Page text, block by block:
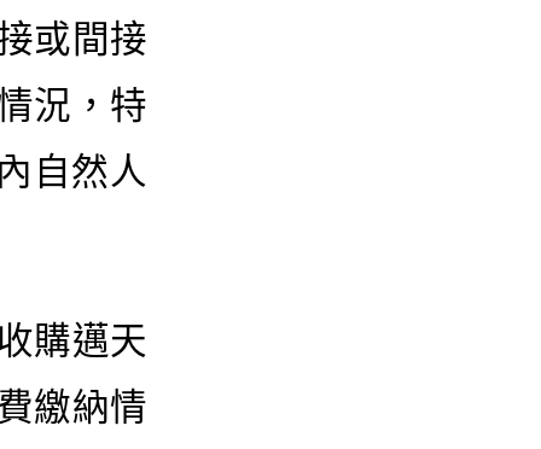
或間接
況，特
自然人
購邁天
繳納情